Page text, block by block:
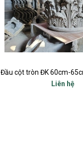
Đầu cột tròn ĐK 60cm-65cm lá tây đẹp nhất